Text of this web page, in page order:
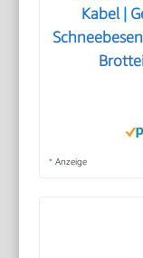
Kabel |
* Anzeige